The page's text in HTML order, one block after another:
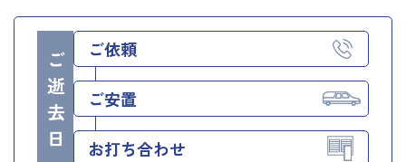
ご逝去日 ご依頼
ご安置
お打ち合わせ